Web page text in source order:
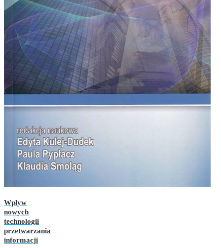
Wpływ
nowych
technologii
przetwarzania
informacji